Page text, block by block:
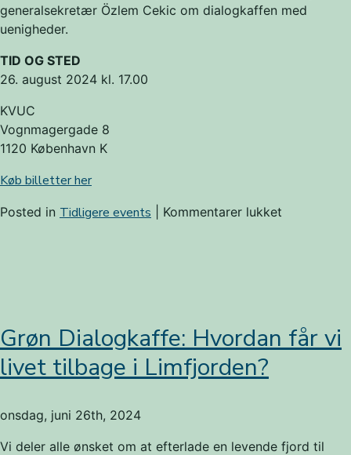
generalsekretær Özlem Cekic om dialogkaffen med
uenigheder.
TID OG STED
26. august 2024 kl. 17.00
KVUC
Vognmagergade 8
1120 København K
Køb billetter her
Posted in Tidligere events Kommentarer lukket
bygger
bro.
Grøn Dialogkaffe: Hvordan får vi
livet tilbage i Limfjorden?
onsdag, juni 26th, 2024
Vi deler alle ønsket om at efterlade en levende fjord til